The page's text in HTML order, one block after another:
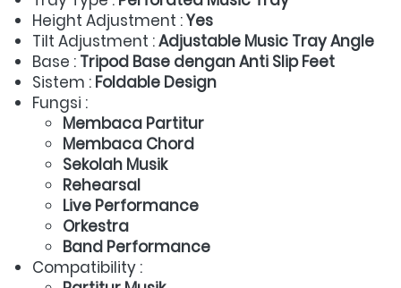
Height Adjustment : Yes
Tilt Adjustment : Adjustable Music Tray Angle
Base : Tripod Base dengan Anti Slip Feet
Sistem : Foldable Design
Fungsi :
Membaca Partitur
Membaca Chord
Sekolah Musik
Rehearsal
Live Performance
Orkestra
Band Performance
Compatibility :